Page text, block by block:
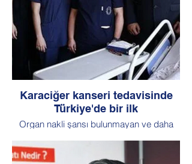
Karaciğer kanseri tedavisinde
Türkiye'de bir ilk
Organ nakli şansı bulunmayan ve daha
alamayan Sevil Erçin'in karaciğeri çıkarılıp
tümörden temizlendi ve tekrar nakledildi.